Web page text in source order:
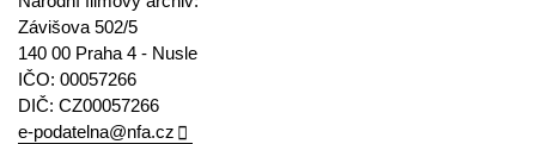
Závišova 502/5
140 00 Praha 4 - Nusle
IČO: 00057266
DIČ: CZ00057266
e-podatelna@nfa.cz